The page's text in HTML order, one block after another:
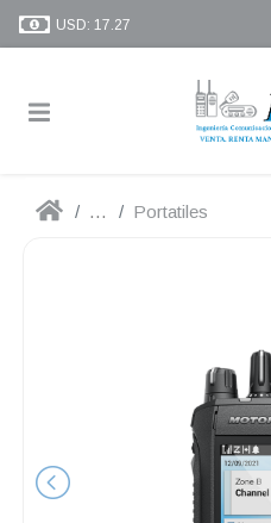
USD: 17.27
... Portatiles